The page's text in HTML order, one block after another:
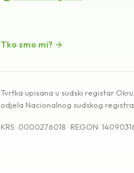
Tko smo mi? →
Tvrtka upisana u sudski registar
odjela Nacionalnog sudskog registra
KRS: 0000276018 · REGON: